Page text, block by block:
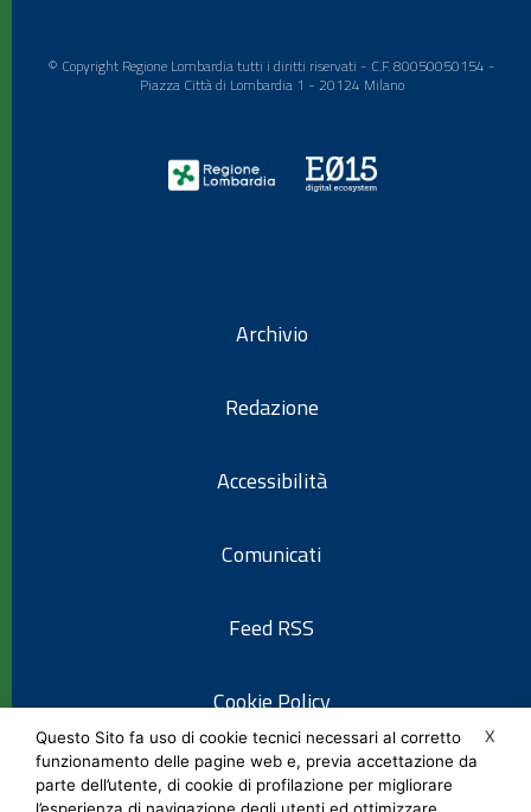
© Copyright Regione Lombardia tutti i diritti riservati - C.F. 80050050154 -
Piazza Città di Lombardia 1 - 20124 Milano
Archivio
Redazione
Accessibilità
Comunicati
Feed RSS
Cookie Policy
Informativa privacy
X
Questo Sito fa uso di cookie tecnici necessari al corretto
funzionamento delle pagine web e, previa accettazione da
parte dell’utente, di cookie di profilazione per migliorare